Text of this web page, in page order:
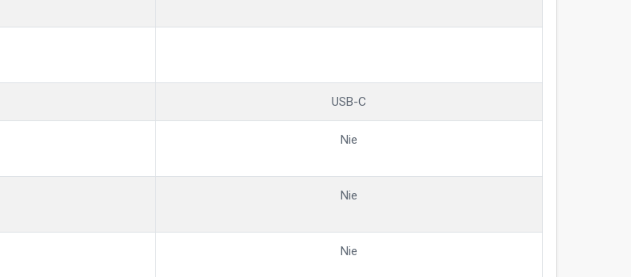
USB-C
Nie
Nie
Nie